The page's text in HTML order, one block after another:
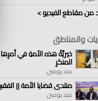
من مقاطع الفيديو >
والمناطق
خيريَّةُ هذه الأمةِ في
المنكرِ
منذ يومين
منتدى قضايا الأمة ||
منذ يومين